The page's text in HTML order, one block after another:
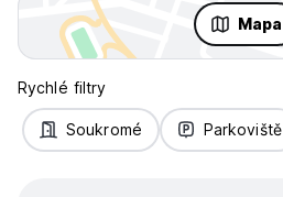
Mapa
Rychlé filtry
Soukromé Parkoviště